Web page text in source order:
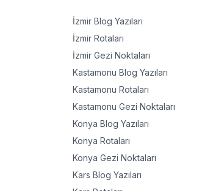
İzmir Blog Yazıları
İzmir Rotaları
İzmir Gezi Noktaları
Kastamonu Blog Yazıları
Kastamonu Rotaları
Kastamonu Gezi Noktaları
Konya Blog Yazıları
Konya Rotaları
Konya Gezi Noktaları
Kars Blog Yazıları